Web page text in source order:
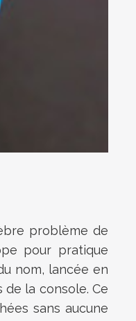
problème de
pour pratique
nom, lancée en
la console. Ce
sans aucune